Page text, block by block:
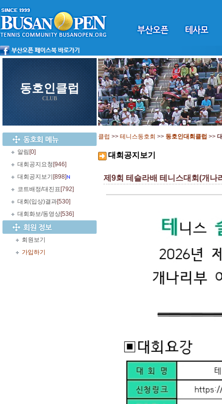
동호인클럽
CLUB
알림 [0]
대회공지요청 [946]
대회공지보기 [898]
코트배정/대진표 [792]
대회(입상)결과[530]
대회화보/동영상[536]
회원보기
가입하기
클럽 >> 테니스동호회 >> 동호인대회클럽 >>
대회공지보기
제9회 테슬라배 테니스대회(개나